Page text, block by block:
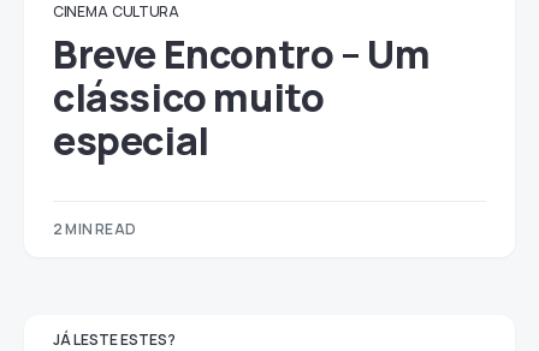
CINEMA CULTURA
Breve Encontro – Um
clássico muito
especial
2 MIN READ
JÁ LESTE ESTES?